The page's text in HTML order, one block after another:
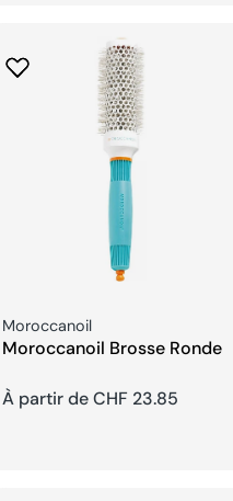
Fournisseur:
Moroccanoil
Moroccanoil Brosse Ronde
Prix
À partir de CHF 23.85